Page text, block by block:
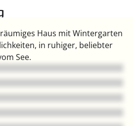
Haus mit Wintergarten
in ruhiger, beliebter
See.